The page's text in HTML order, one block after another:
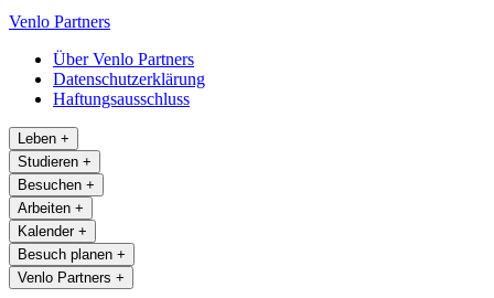
Venlo Partners
Über Venlo Partners
Datenschutzerklärung
Haftungsausschluss
Leben +
Studieren +
Besuchen +
Arbeiten +
Kalender +
Besuch planen +
Venlo Partners +